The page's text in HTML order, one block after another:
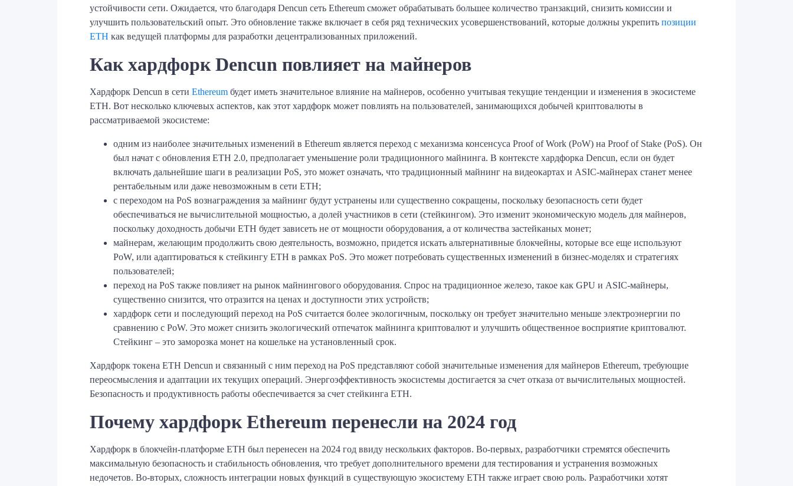
устойчивости сети. Ожидается, что благодаря Dencun сеть Ethereum сможет обрабатывать большее количество транзакций, снизить комиссии и
улучшить пользовательский опыт. Это обновление также включает в себя ряд технических усовершенствований, которые должны укрепить позиции
ETH как ведущей платформы для разработки децентрализованных приложений.
Как хардфорк Dencun повлияет на майнеров
Хардфорк Dencun в сети Ethereum будет иметь значительное влияние на майнеров, особенно учитывая текущие тенденции и изменения в экосистеме
ETH. Вот несколько ключевых аспектов, как этот хардфорк может повлиять на пользователей, занимающихся добычей криптовалюты в
рассматриваемой экосистеме:
одним из наиболее значительных изменений в Ethereum является переход с механизма консенсуса Proof of Work (PoW) на Proof of Stake (PoS). Он
был начат с обновления ETH 2.0, предполагает уменьшение роли традиционного майнинга. В контексте хардфорка Dencun, если он будет
включать дальнейшие шаги в реализации PoS, это может означать, что традиционный майнинг на видеокартах и ASIC-майнерах станет менее
рентабельным или даже невозможным в сети ETH;
с переходом на PoS вознаграждения за майнинг будут устранены или существенно сокращены, поскольку безопасность сети будет
обеспечиваться не вычислительной мощностью, а долей участников в сети (стейкингом). Это изменит экономическую модель для майнеров,
поскольку доходность добычи ETH будет зависеть не от мощности оборудования, а от количества застейканых монет;
майнерам, желающим продолжить свою деятельность, возможно, придется искать альтернативные блокчейны, которые все еще используют
PoW, или адаптироваться к стейкингу ETH в рамках PoS. Это может потребовать существенных изменений в бизнес-моделях и стратегиях
пользователей;
переход на PoS также повлияет на рынок майнингового оборудования. Спрос на традиционное железо, такое как GPU и ASIC-майнеры,
существенно снизится, что отразится на ценах и доступности этих устройств;
хардфорк сети и последующий переход на PoS считается более экологичным, поскольку он требует значительно меньше электроэнергии по
сравнению с PoW. Это может снизить экологический отпечаток майнинга криптовалют и улучшить общественное восприятие криптовалют.
Стейкинг – это заморозка монет на кошельке на установленный срок.
Хардфорк токена ETH Dencun и связанный с ним переход на PoS представляют собой значительные изменения для майнеров Ethereum, требующие
переосмысления и адаптации их текущих операций. Энергоэффективность экосистемы достигается за счет отказа от вычислительных мощностей.
Безопасность и продуктивность работы обеспечивается за счет стейкинга ETH.
Почему хардфорк Ethereum перенесли на 2024 год
Хардфорк в блокчейн-платформе ETH был перенесен на 2024 год ввиду нескольких факторов. Во-первых, разработчики стремятся обеспечить
максимальную безопасность и стабильность обновления, что требует дополнительного времени для тестирования и устранения возможных
недочетов. Во-вторых, сложность интеграции новых функций в существующую экосистему ETH также играет свою роль. Разработчики хотят